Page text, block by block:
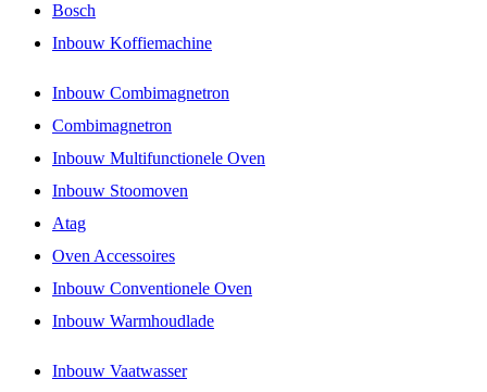
Bosch
Inbouw Koffiemachine
Inbouw Combimagnetron
Combimagnetron
Inbouw Multifunctionele Oven
Inbouw Stoomoven
Atag
Oven Accessoires
Inbouw Conventionele Oven
Inbouw Warmhoudlade
Inbouw Vaatwasser